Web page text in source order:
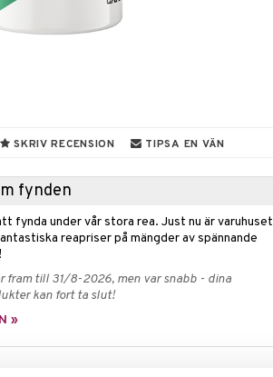
SKRIV RECENSION TIPSA EN VÄN
fynden
fynda under vår stora rea. Just nu är varuhuset
reapriser på mängder av spännande
fram till 31/8-2026, men var snabb - dina
kan fort ta slut!
»